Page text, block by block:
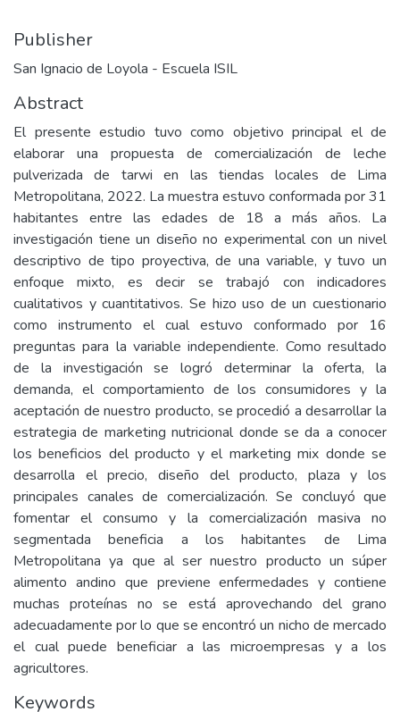
Publisher
San Ignacio de Loyola - Escuela ISIL
Abstract
El presente estudio tuvo como objetivo principal el de
elaborar una propuesta de comercialización de leche
pulverizada de tarwi en las tiendas locales de Lima
Metropolitana, 2022. La muestra estuvo conformada por 31
habitantes entre las edades de 18 a más años. La
investigación tiene un diseño no experimental con un nivel
descriptivo de tipo proyectiva, de una variable, y tuvo un
enfoque mixto, es decir se trabajó con indicadores
cualitativos y cuantitativos. Se hizo uso de un cuestionario
como instrumento el cual estuvo conformado por 16
preguntas para la variable independiente. Como resultado
de la investigación se logró determinar la oferta, la
demanda, el comportamiento de los consumidores y la
aceptación de nuestro producto, se procedió a desarrollar la
estrategia de marketing nutricional donde se da a conocer
los beneficios del producto y el marketing mix donde se
desarrolla el precio, diseño del producto, plaza y los
principales canales de comercialización. Se concluyó que
fomentar el consumo y la comercialización masiva no
segmentada beneficia a los habitantes de Lima
Metropolitana ya que al ser nuestro producto un súper
alimento andino que previene enfermedades y contiene
muchas proteínas no se está aprovechando del grano
adecuadamente por lo que se encontró un nicho de mercado
el cual puede beneficiar a las microempresas y a los
agricultores.
Keywords